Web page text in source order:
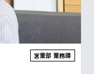
営業部 業務課